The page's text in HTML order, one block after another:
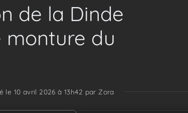
de la Dinde
monture du
le 10 avril 2026 à 13h42 par Zora